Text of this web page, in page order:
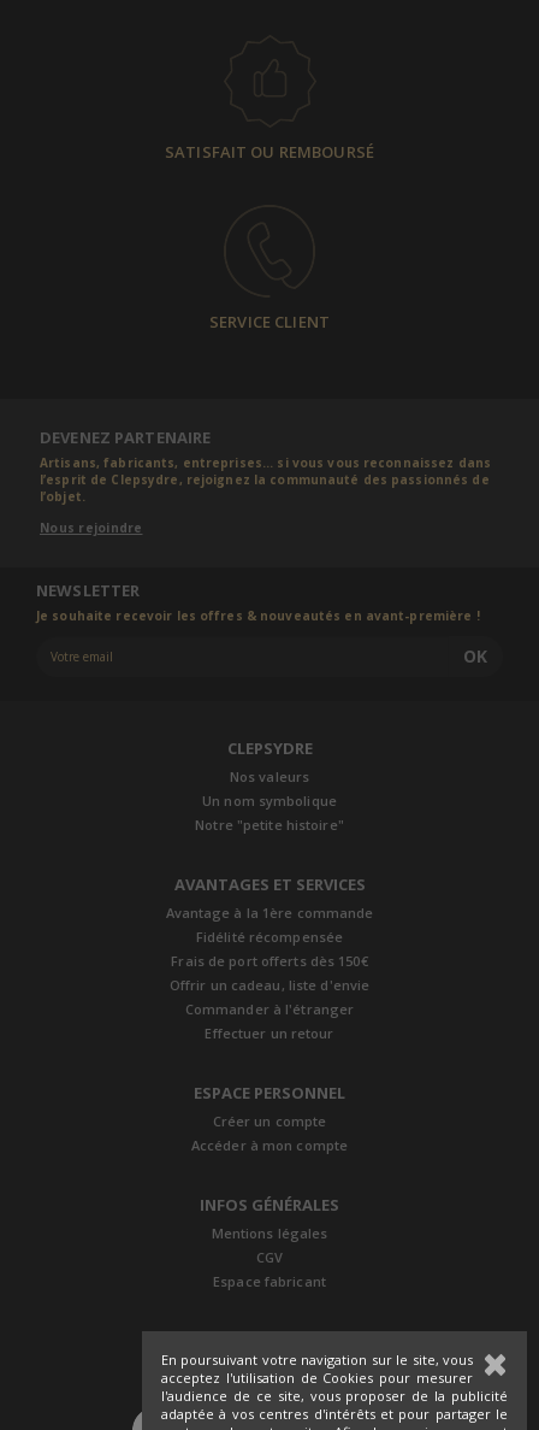
En poursuivant votre navigation sur le site, vous
acceptez l'utilisation de Cookies pour mesurer
l'audience de ce site, vous proposer de la publicité
adaptée à vos centres d'intérêts et pour partager le
SATISFAIT OU REMBOURSÉ
SERVICE CLIENT
DEVENEZ PARTENAIRE
Artisans, fabricants, entreprises... si vous vous reconnaissez dans
l’esprit de Clepsydre, rejoignez la communauté des passionnés de
l’objet.
Nous rejoindre
NEWSLETTER
Je souhaite recevoir les offres & nouveautés en avant-première !
OK
CLEPSYDRE
Nos valeurs
Un nom symbolique
Notre "petite histoire"
AVANTAGES ET SERVICES
Avantage à la 1ère commande
Fidélité récompensée
Frais de port offerts dès 150€
Offrir un cadeau, liste d'envie
Commander à l'étranger
Effectuer un retour
ESPACE PERSONNEL
Créer un compte
Accéder à mon compte
INFOS GÉNÉRALES
Mentions légales
CGV
Espace fabricant